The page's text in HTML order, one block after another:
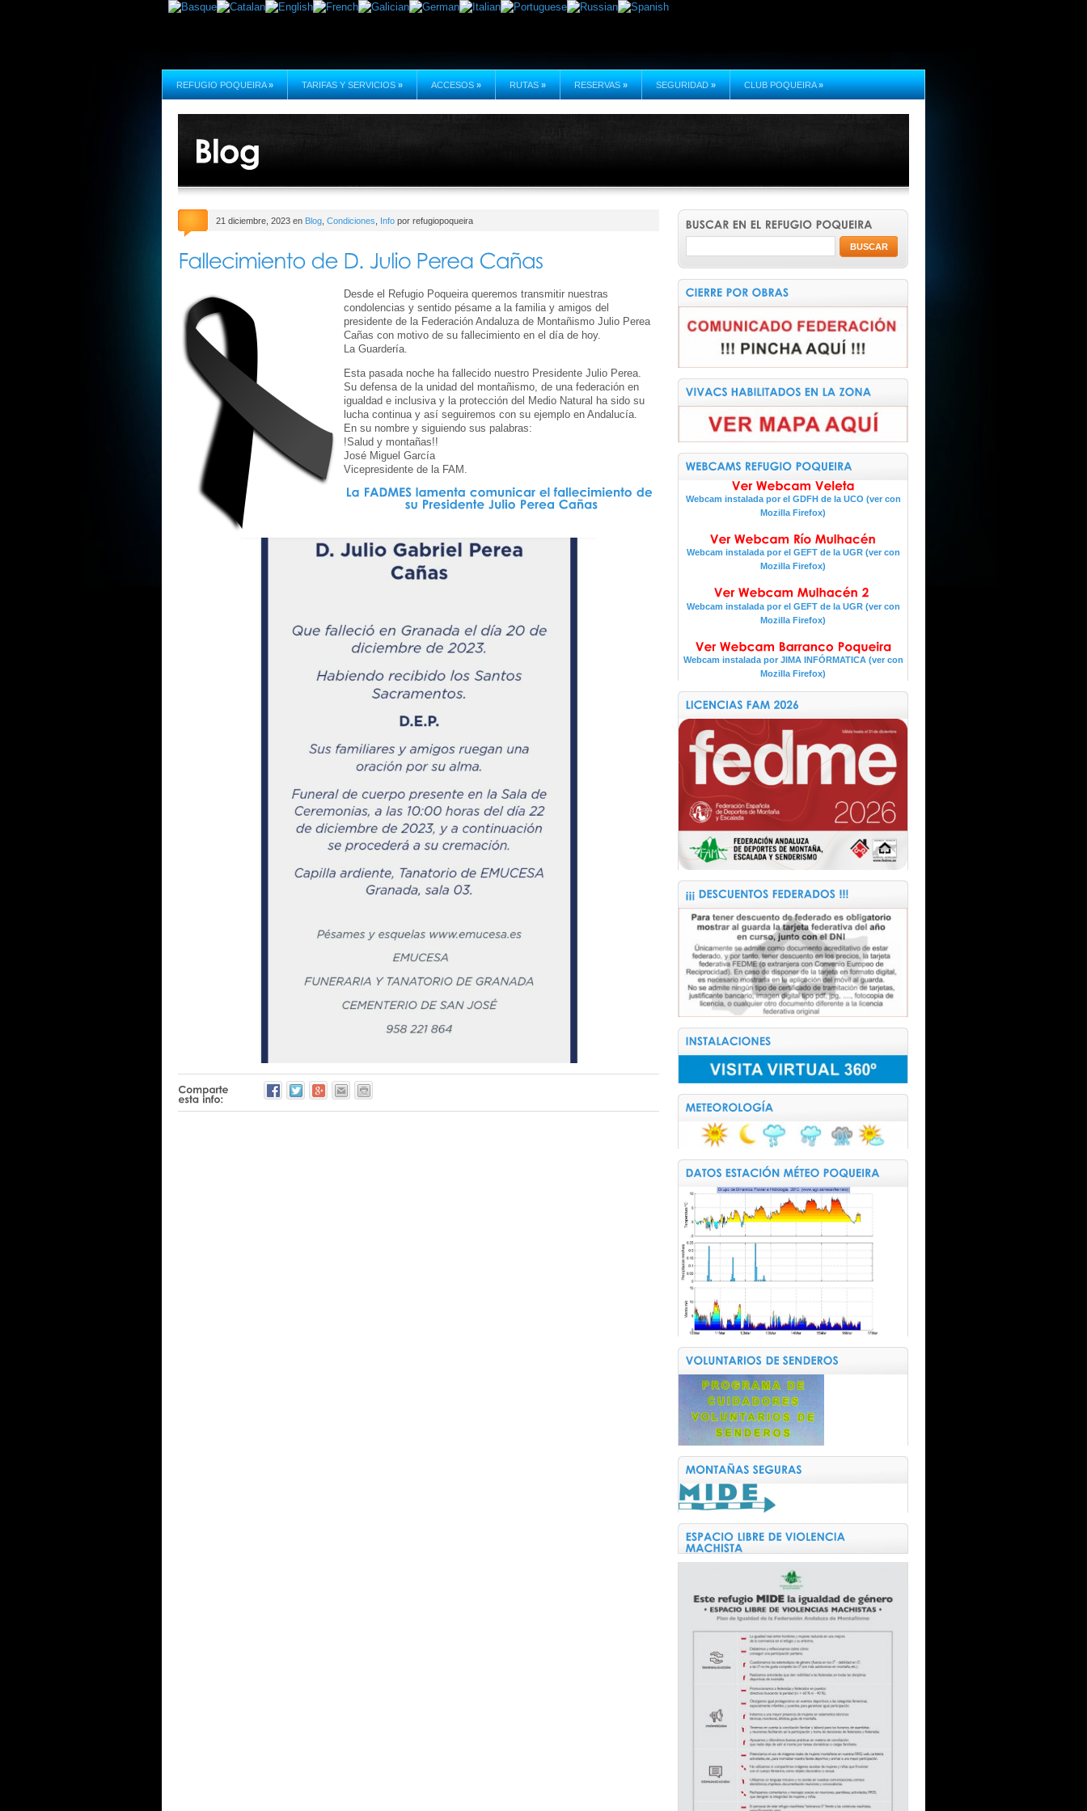
REFUGIO POQUEIRA » TARIFAS Y SERVICIOS » ACCESOS » RUTAS » RESERVAS » SEGURIDAD » CLUB POQUEIRA »
21 diciembre, 2023 en Blog Condiciones Info por refugiopoqueira
Desde el Refugio Poqueira queremos transmitir nuestras
condolencias y sentido pésame a la familia y amigos del
presidente de la Federación Andaluza de Montañismo Julio Perea
Cañas con motivo de su fallecimiento en el día de hoy.
La Guardería.
Esta pasada noche ha fallecido nuestro Presidente Julio Perea.
Su defensa de la unidad del montañismo, de una federación en
igualdad e inclusiva y la protección del Medio Natural ha sido su
lucha continua y así seguiremos con su ejemplo en Andalucía.
En su nombre y siguiendo sus palabras:
!Salud y montañas!!
José Miguel García
Vicepresidente de la FAM.
Webcam instalada por el GDFH de la UCO (ver con
Mozilla Firefox)
Webcam instalada por el GEFT de la UGR (ver con
Mozilla Firefox)
Webcam instalada por el GEFT de la UGR (ver con
Mozilla Firefox)
Webcam instalada por JIMA INFÓRMATICA (ver con
Mozilla Firefox)